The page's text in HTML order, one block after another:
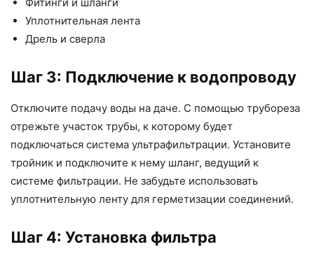
Уплотнительная лента
Дрель и сверла
Шаг 3: Подключение к водопроводу
Отключите подачу воды на даче. С помощью трубореза
отрежьте участок трубы, к которому будет
подключаться система ультрафильтрации. Установите
тройник и подключите к нему шланг, ведущий к
системе фильтрации. Не забудьте использовать
уплотнительную ленту для герметизации соединений.
Шаг 4: Установка фильтра